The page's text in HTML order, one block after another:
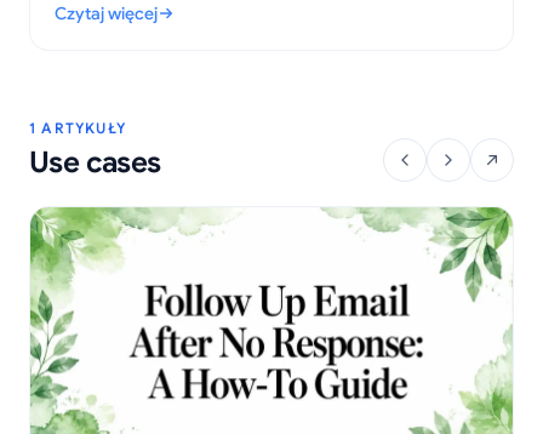
oraz najlepsze praktyki w komunikacji.
Czytaj więcej
: Ukryta kopia (BCC) w Gmail: czym jest i jak z niej dobrze
1 ARTYKUŁY
Use cases